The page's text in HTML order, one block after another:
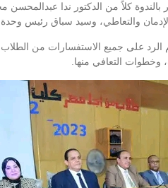
بالندوة كلاً من الدكتور ندا
والتعاطي، وسيد سباق رئيس
تم الرد على جميع الاستفسارات من
وخطوات التعافي منها.